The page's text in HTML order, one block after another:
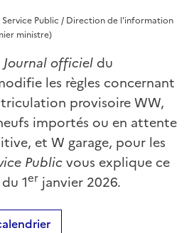
Service Public / Direction de l'information
ministre)
Journal officiel du
les règles concernant
provisoire WW,
importés ou en attente
et W garage, pour les
Publicvous explique ce
1er janvier 2026.